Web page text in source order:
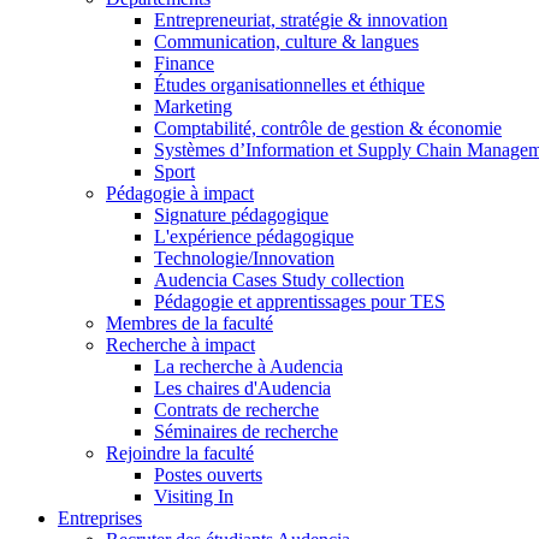
Entrepreneuriat, stratégie & innovation
Communication, culture & langues
Finance
Études organisationnelles et éthique
Marketing
Comptabilité, contrôle de gestion & économie
Systèmes d’Information et Supply Chain
Sport
Pédagogie à impact
Signature pédagogique
L'expérience pédagogique
Technologie/Innovation
Audencia Cases Study collection
Pédagogie et apprentissages pour TES
Membres de la faculté
Recherche à impact
La recherche à Audencia
Les chaires d'Audencia
Contrats de recherche
Séminaires de recherche
Rejoindre la faculté
Postes ouverts
Visiting In
Entreprises